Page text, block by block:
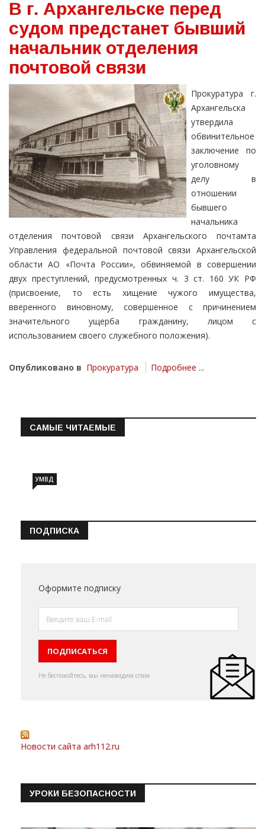
В г. Архангельске перед
судом предстанет бывший
начальник отделения
почтовой связи
Прокуратура г.
Архангельска
утвердила
обвинительное
заключение по
уголовному
делу в
отношении
бывшего
начальника
отделения почтовой связи Архангельского почтамта
Управления федеральной почтовой связи Архангельской
области АО «Почта России», обвиняемой в совершении
двух преступлений, предусмотренных ч. 3 ст. 160 УК РФ
(присвоение, то есть хищение чужого имущества,
вверенного виновному, совершенное с причинением
значительного ущерба гражданину, лицом с
использованием своего служебного положения).
Опубликовано в Прокуратура Подробнее ...
САМЫЕ ЧИТАЕМЫЕ
УМВД
ПОДПИСКА
Оформите подписку
Не беспокойтесь, мы ненавидим спам
Новости сайта arh112.ru
УРОКИ БЕЗОПАСНОСТИ